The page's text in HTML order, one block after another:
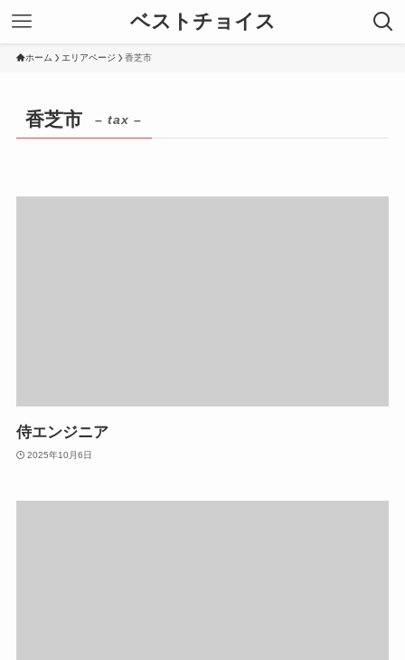
ベストチョイス
ホーム エリアページ 香芝市
香芝市 – tax –
侍エンジニア
2025年10月6日